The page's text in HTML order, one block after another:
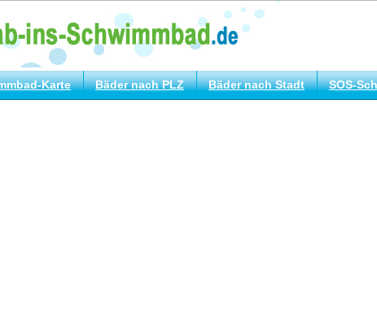
Karte Bäder nach PLZ Bäder nach Stadt SOS-